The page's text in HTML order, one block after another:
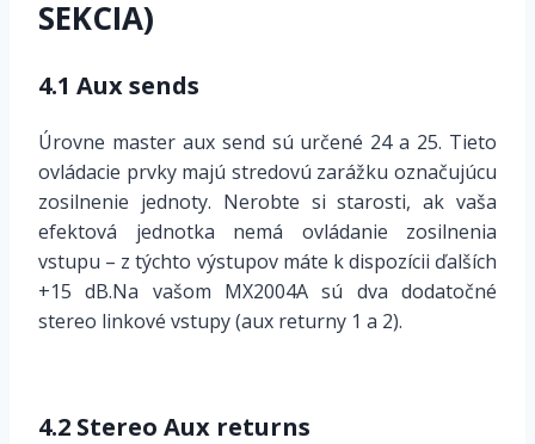
SEKCIA)
4.1 Aux sends
Úrovne master aux send sú určené 24 a 25. Tieto
ovládacie prvky majú stredovú zarážku označujúcu
zosilnenie jednoty. Nerobte si starosti, ak vaša
efektová jednotka nemá ovládanie zosilnenia
vstupu – z týchto výstupov máte k dispozícii ďalších
+15 dB.Na vašom MX2004A sú dva dodatočné
stereo linkové vstupy (aux returny 1 a 2).
4.2 Stereo Aux returns